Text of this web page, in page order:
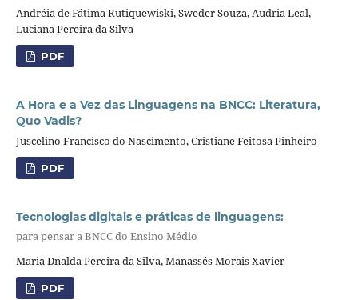
Andréia de Fátima Rutiquewiski, Sweder Souza, Audria Leal,
Luciana Pereira da Silva
PDF
A Hora e a Vez das Linguagens na BNCC: Literatura,
Quo Vadis?
Juscelino Francisco do Nascimento, Cristiane Feitosa Pinheiro
PDF
Tecnologias digitais e práticas de linguagens:
para pensar a BNCC do Ensino Médio
Maria Dnalda Pereira da Silva, Manassés Morais Xavier
PDF